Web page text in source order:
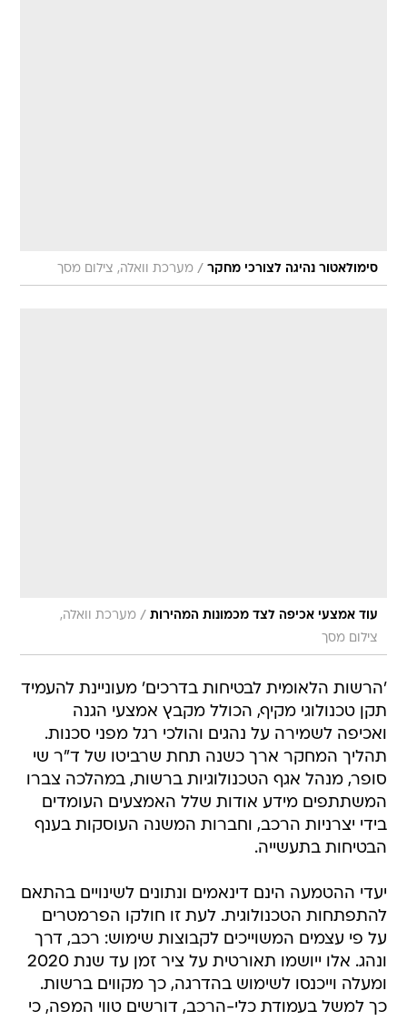
סימולאטור נהיגה לצורכי מחקר / מערכת וואלה, צילום מסך
עוד אמצעי אכיפה לצד מכמונות המהירות / מערכת וואלה,
צילום מסך
'הרשות הלאומית לבטיחות בדרכים' מעוניינת להעמיד
תקן טכנולוגי מקיף, הכולל מקבץ אמצעי הגנה
ואכיפה לשמירה על נהגים והולכי רגל מפני סכנות.
תהליך המחקר ארך כשנה תחת שרביטו של ד"ר שי
סופר, מנהל אגף הטכנולוגיות ברשות, במהלכה צברו
המשתתפים מידע אודות שלל האמצעים העומדים
בידי יצרניות הרכב, וחברות המשנה העוסקות בענף
הבטיחות בתעשייה.
יעדי ההטמעה הינם דינאמים ונתונים לשינויים בהתאם
להתפתחות הטכנולוגית. לעת זו חולקו הפרמטרים
על פי עצמים המשוייכים לקבוצות שימוש: רכב, דרך
ונהג. אלו ייושמו תאורטית על ציר זמן עד שנת 2020
ומעלה וייכנסו לשימוש בהדרגה, כך מקווים ברשות.
כך למשל בעמודת כלי-הרכב, דורשים טווי המפה, כי